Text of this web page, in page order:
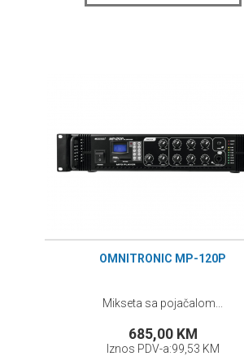
OMNITRONIC MP-120P
Mikseta sa pojačalom...
685,00 KM
Iznos PDV-a:99,53 KM